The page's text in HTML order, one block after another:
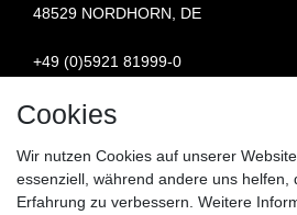
48529 NORDHORN, DE
+49 (0)5921 81999-0
BESUCHEN SIE UNS:
Cookies
Wir nutzen Cookies auf unserer
essenziell, während andere uns helfen,
Erfahrung zu verbessern. Weitere